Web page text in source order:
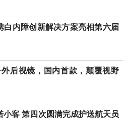
白内障创新解决方案亮相第六届
后视镜，国内首款，颠覆视野
小客 第四次圆满完成护送航天员